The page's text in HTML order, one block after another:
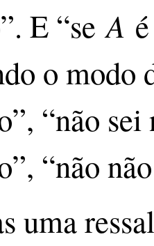
E “seA
o modo
“não
“não
uma